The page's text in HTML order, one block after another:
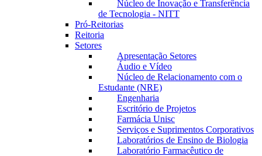
Núcleo de Inovação e Transferência
de Tecnologia - NITT
Pró-Reitorias
Reitoria
Setores
Apresentação Setores
Áudio e Vídeo
Núcleo de Relacionamento com o
Estudante (NRE)
Engenharia
Escritório de Projetos
Farmácia Unisc
Serviços e Suprimentos Corporativos
Laboratórios de Ensino de Biologia
Laboratório Farmacêutico de